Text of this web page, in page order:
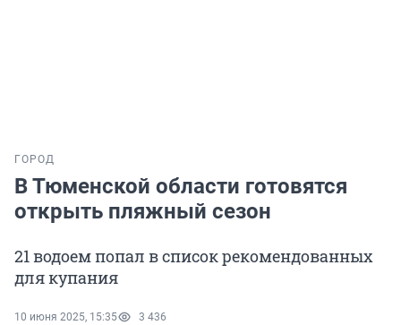
ГОРОД
В Тюменской области готовятся
открыть пляжный сезон
21 водоем попал в список рекомендованных
для купания
10 июня 2025, 15:35 3 436